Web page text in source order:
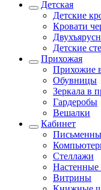
Детская
Детские
Кровати
Детские
Прихожая
Прихожие
Обувницы
Зеркала в
Гардеробы
Вешалки
Кабинет
Стеллажи
Настенные
Витрины